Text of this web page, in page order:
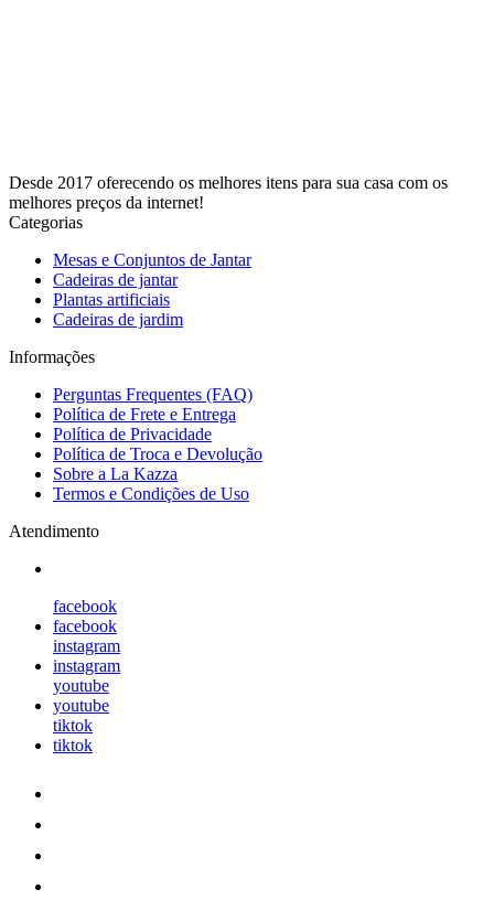
Desde 2017 oferecendo os melhores itens para sua casa com os
melhores preços da internet!
Categorias
Mesas e Conjuntos de Jantar
Cadeiras de jantar
Plantas artificiais
Cadeiras de jardim
Informações
Perguntas Frequentes (FAQ)
Política de Frete e Entrega
Política de Privacidade
Política de Troca e Devolução
Sobre a La Kazza
Termos e Condições de Uso
Atendimento
facebook
facebook
instagram
instagram
youtube
youtube
tiktok
tiktok